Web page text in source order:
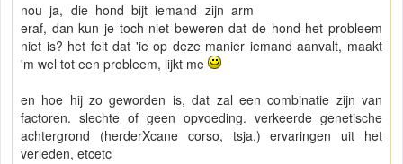
nou ja, die hond bijt iemand zijn arm
eraf, dan kun je toch niet beweren dat de hond het probleem
niet is? het feit dat 'ie op deze manier iemand aanvalt, maakt
'm wel tot een probleem, lijkt me
en hoe hij zo geworden is, dat zal een combinatie zijn van
factoren. slechte of geen opvoeding. verkeerde genetische
achtergrond (herderXcane corso, tsja.) ervaringen uit het
verleden, etcetc